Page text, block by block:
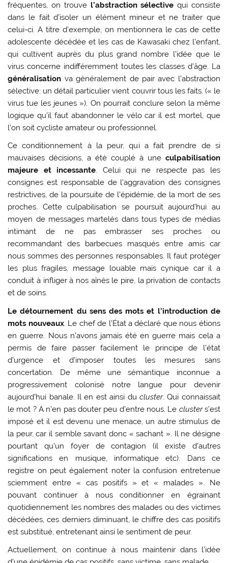
fréquentes, on trouve l’abstraction sélectivequi consiste
dans le fait d’isoler un élément mineur et ne traiter que
celui-ci. A titre d’exemple, on mentionnera le cas de cette
adolescente décédée et les cas de Kawasaki chez l’enfant,
qui cultivent auprès du plus grand nombre l’idée que le
virus concerne indifféremment toutes les classes d’âge. La
généralisation va généralement de pair avec l’abstraction
sélective: un détail particulier vient couvrir tous les faits. (« le
virus tue les jeunes »). On pourrait conclure selon la même
logique qu’il faut abandonner le vélo car il est mortel, que
l’on soit cycliste amateur ou professionnel.
Ce conditionnement à la peur, qui a fait prendre de si
mauvaises décisions, a été couplé à une culpabilisation
majeure et incessante. Celui qui ne respecte pas les
consignes est responsable de l’aggravation des consignes
restrictives, de la poursuite de l’épidémie, de la mort de ses
proches. Cette culpabilisation se poursuit aujourd’hui au
moyen de messages martelés dans tous types de médias
intimant de ne pas embrasser ses proches ou
recommandant des barbecues masqués entre amis car
nous sommes des personnes responsables. Il faut protéger
les plus fragiles, message louable mais cynique car il a
conduit à infliger à nos aînés le pire, la privation de contacts
et de soins.
Le détournement du sens des mots et l’introduction de
mots nouveaux. Le chef de l’État a déclaré que nous étions
en guerre. Nous n’avons jamais été en guerre mais cela a
permis de faire passer facilement le principe de l’état
d’urgence et d’imposer toutes les mesures sans
concertation. De même une sémantique inconnue a
progressivement colonisé notre langue pour devenir
aujourd’hui banale. Il en est ainsi ducluster. Qui connaissait
le mot ? A n’en pas douter peu d’entre nous. Le clusters’est
imposé et il est devenu une menace, un autre stimulus de
la peur, car il semble savant donc « sachant ». Il ne désigne
pourtant qu’un foyer de contagion (il existe d’autres
significations en musique, informatique etc). Dans ce
registre on peut également noter la confusion entretenue
sciemment entre « cas positifs » et « malades ». Ne
pouvant continuer à nous conditionner en égrainant
quotidiennement les nombres des malades ou des victimes
décédées, ces derniers diminuant, le chiffre des cas positifs
est substitué, entretenant ainsi le sentiment de peur.
Actuellement, on continue à nous maintenir dans l’idée